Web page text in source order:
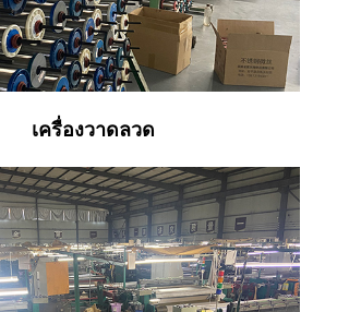
เครื่องวาดลวด